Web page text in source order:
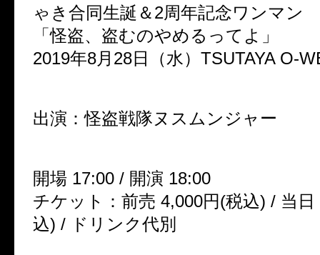
ゃき合同生誕＆2周年記念ワンマン
「怪盗、盗むのやめるってよ」
2019年8月28日（水）TSUTAYA O-
出演：怪盗戦隊ヌスムンジャー
開場 17:00 / 開演 18:00
チケット：前売 4,000円(税込) / 当日
込) / ドリンク代別